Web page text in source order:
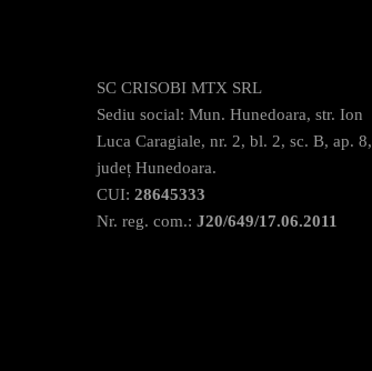
SC CRISOBI MTX SRL
Sediu social: Mun. Hunedoara, str. Ion
Luca Caragiale, nr. 2, bl. 2, sc. B, ap. 8,
județ Hunedoara.
CUI: 28645333
Nr. reg. com.: J20/649/17.06.2011